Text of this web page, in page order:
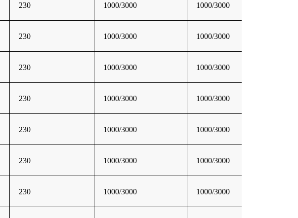
230 1000/3000 1000/3000
230 1000/3000 1000/3000
230 1000/3000 1000/3000
230 1000/3000 1000/3000
230 1000/3000 1000/3000
230 1000/3000 1000/3000
230 1000/3000 1000/3000